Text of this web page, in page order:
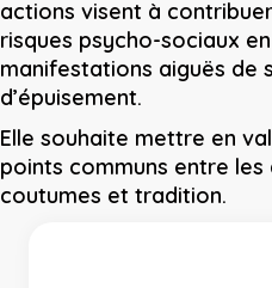
actions visent à
risques psycho-sociaux
manifestations aiguës de
d’épuisement.
Elle souhaite mettre en
points communs entre
coutumes et tradition.